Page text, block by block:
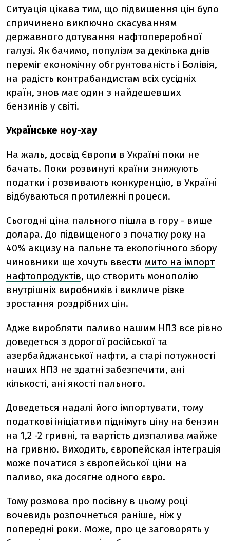
Ситуація цікава тим, що підвищення цін було
спричинено виключно скасуванням
державного дотування нафтопереробної
галузі. Як бачимо, популізм за декілька днів
переміг економічну обгрунтованість і Болівія,
на радість контрабандистам всіх сусідніх
країн, знов має один з найдешевших
бензинів у світі.
Українське ноу-хау
На жаль, досвід Європи в Україні поки не
бачать. Поки розвинуті країни знижують
податки і розвивають конкуренцію, в Україні
відбуваються протилежні процеси.
Сьогодні ціна пального пішла в гору - вище
долара. До підвищеного з початку року на
40% акцизу на пальне та екологічного збору
чиновники ще хочуть ввести мито на імпорт
нафтопродуктів, що створить монополію
внутрішніх виробників і викличе різке
зростання роздрібних цін.
Адже виробляти паливо нашим НПЗ все рівно
доведеться з дорогої російської та
азербайджанської нафти, а старі потужності
наших НПЗ не здатні забезпечити, ані
кількості, ані якості пального.
Доведеться надалі його імпортувати, тому
податкові ініціативи піднімуть ціну на бензин
на 1,2 -2 гривні, та вартість дизпалива майже
на гривню. Виходить, європейская інтеграція
може початися з європейської ціни на
паливо, яка досягне одного євро.
Тому розмова про посівну в цьому році
вочевидь розпочнеться раніше, ніж у
попередні роки. Може, про це заговорять у